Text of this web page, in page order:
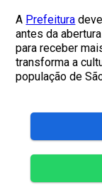
A Prefeitura
antes da
para receber
transforma a
população de